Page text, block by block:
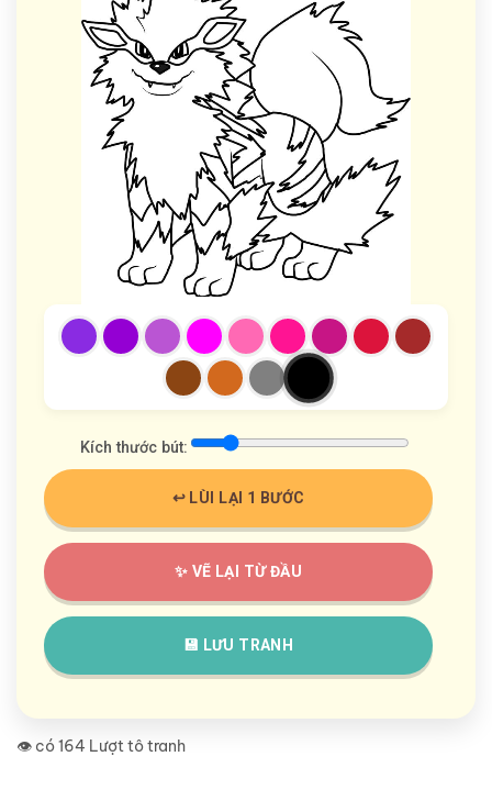
Kích thước bút:
↩️ LÙI LẠI 1 BƯỚC
✨ VẼ LẠI TỪ ĐẦU
💾 LƯU TRANH
👁️ có 164 Lượt tô tranh